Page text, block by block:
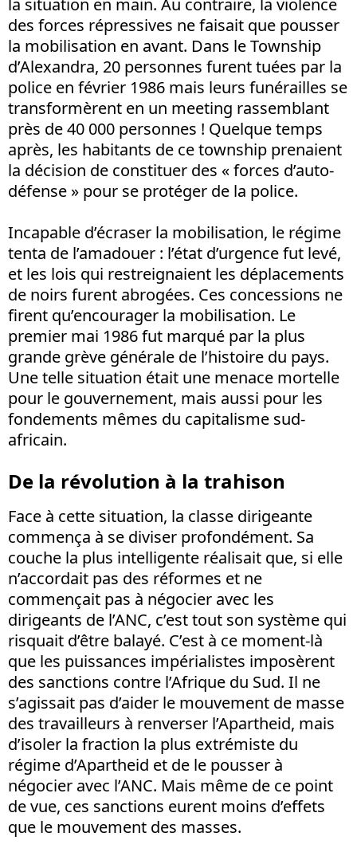
des forces répressives ne faisait que pousser
la mobilisation en avant. Dans le Township
d’Alexandra, 20 personnes furent tuées par la
police en février 1986 mais leurs funérailles se
transformèrent en un meeting rassemblant
près de 40 000 personnes ! Quelque temps
après, les habitants de ce township prenaient
la décision de constituer des « forces d’auto-
défense » pour se protéger de la police.
Incapable d’écraser la mobilisation, le régime
tenta de l’amadouer : l’état d’urgence fut levé,
et les lois qui restreignaient les déplacements
de noirs furent abrogées. Ces concessions ne
firent qu’encourager la mobilisation. Le
premier mai 1986 fut marqué par la plus
grande grève générale de l’histoire du pays.
Une telle situation était une menace mortelle
pour le gouvernement, mais aussi pour les
fondements mêmes du capitalisme sud-
africain.
De la révolution à la trahison
Face à cette situation, la classe dirigeante
commença à se diviser profondément. Sa
couche la plus intelligente réalisait que, si elle
n’accordait pas des réformes et ne
commençait pas à négocier avec les
dirigeants de l’ANC, c’est tout son système qui
risquait d’être balayé. C’est à ce moment-là
que les puissances impérialistes imposèrent
des sanctions contre l’Afrique du Sud. Il ne
s’agissait pas d’aider le mouvement de masse
des travailleurs à renverser l’Apartheid, mais
d’isoler la fraction la plus extrémiste du
régime d’Apartheid et de le pousser à
négocier avec l’ANC. Mais même de ce point
de vue, ces sanctions eurent moins d’effets
que le mouvement des masses.